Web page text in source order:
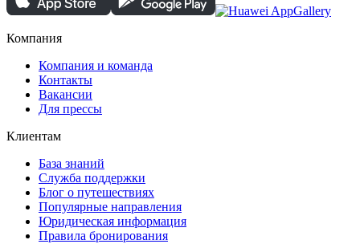
Компания
Компания и команда
Контакты
Вакансии
Для прессы
Клиентам
База знаний
Служба поддержки
Блог о путешествиях
Популярные направления
Юридическая информация
Правила бронирования